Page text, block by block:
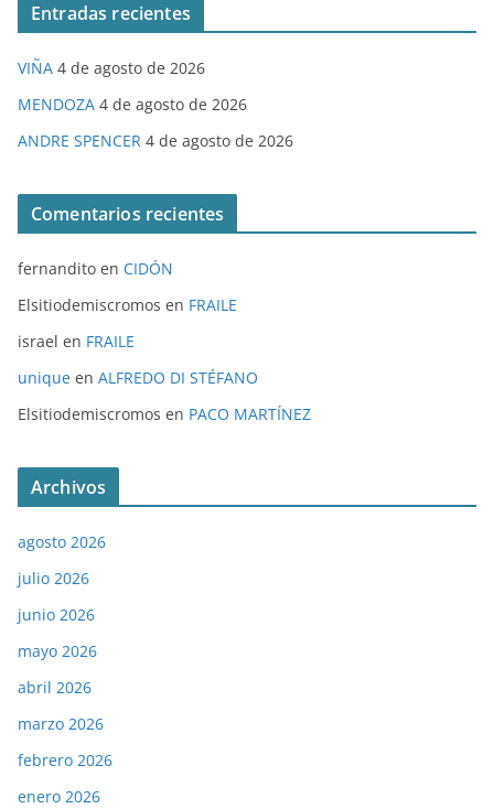
Entradas recientes
VIÑA 4 de agosto de 2026
MENDOZA 4 de agosto de 2026
ANDRE SPENCER 4 de agosto de 2026
Comentarios recientes
fernandito en CIDÓN
Elsitiodemiscromos en FRAILE
israel en FRAILE
unique en ALFREDO DI STÉFANO
Elsitiodemiscromos en PACO MARTÍNEZ
Archivos
agosto 2026
julio 2026
junio 2026
mayo 2026
abril 2026
marzo 2026
febrero 2026
enero 2026